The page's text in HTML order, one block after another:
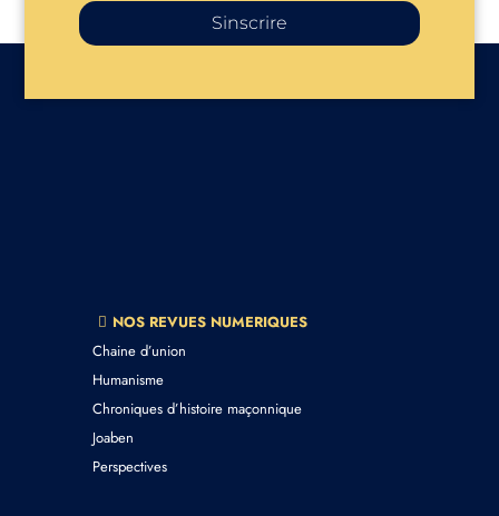
Sinscrire
NOS REVUES NUMERIQUES
Chaine d’union
Humanisme
Chroniques d’histoire maçonnique
Joaben
Perspectives